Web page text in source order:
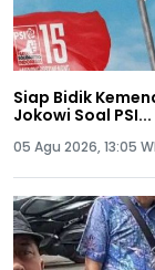
Siap Bidik
Jokowi Soal PSI...
05 Agu 2026, 13:05